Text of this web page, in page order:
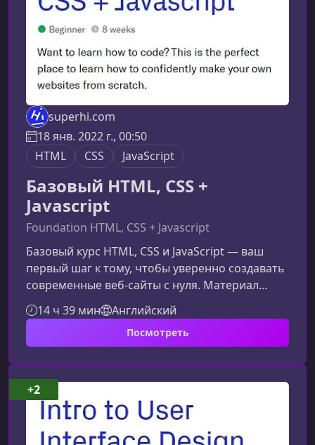
superhi.com
18 янв. 2022 г., 00:50
HTML
CSS JavaScript
Базовый HTML, CSS +
Javascript
Foundation HTML, CSS + Javascript
Базовый курс HTML, CSS и JavaScript — ваш
первый шаг к тому, чтобы уверенно создавать
современные веб‑сайты с нуля. Материал
подается простым языком, чтобы даже
полный новичок смог быстро увидеть
результат и понять основы
веб‑разработки.Чему вы научитесь в этом
курсеПрограмма охватывает ключевые
технологии фронтенда и помогает
сформировать практические навыки, которые
можно применить сразу. HTML: структура
веб‑страниц, семантическая разметк
14 ч 39 мин Английский
Посмотреть
+2